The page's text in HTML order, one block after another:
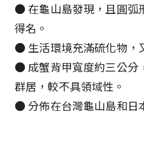
● 在龜山島發現，且圓弧
得名。
● 生活環境充滿硫化物，
● 成蟹背甲寬度約三公分
群居，較不具領域性。
● 分佈在台灣龜山島和日